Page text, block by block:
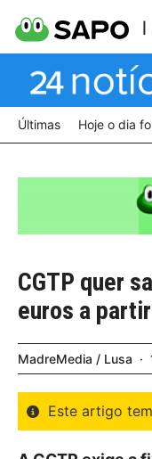
Últimas Hoje o dia
CGTP quer
euros a
MadreMedia / Lusa
Este artigo tem